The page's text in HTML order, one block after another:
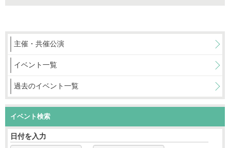
主催・共催公演
イベント一覧
過去のイベント一覧
イベント検索
日付を入力